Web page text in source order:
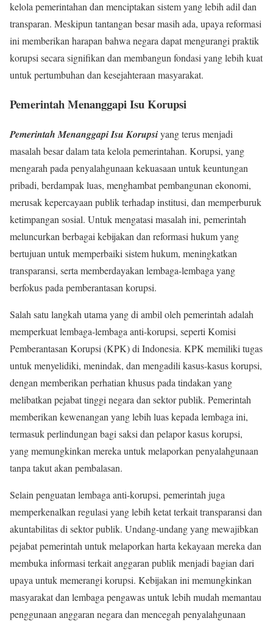
kelola pemerintahan dan menciptakan sistem yang lebih adil dan
transparan. Meskipun tantangan besar masih ada, upaya reformasi
ini memberikan harapan bahwa negara dapat mengurangi praktik
korupsi secara signifikan dan membangun fondasi yang lebih kuat
untuk pertumbuhan dan kesejahteraan masyarakat.
Pemerintah Menanggapi Isu Korupsi
Pemerintah Menanggapi Isu Korupsiyang terus menjadi
masalah besar dalam tata kelola pemerintahan. Korupsi, yang
mengarah pada penyalahgunaan kekuasaan untuk keuntungan
pribadi, berdampak luas, menghambat pembangunan ekonomi,
merusak kepercayaan publik terhadap institusi, dan memperburuk
ketimpangan sosial. Untuk mengatasi masalah ini, pemerintah
meluncurkan berbagai kebijakan dan reformasi hukum yang
bertujuan untuk memperbaiki sistem hukum, meningkatkan
transparansi, serta memberdayakan lembaga-lembaga yang
berfokus pada pemberantasan korupsi.
Salah satu langkah utama yang di ambil oleh pemerintah adalah
memperkuat lembaga-lembaga anti-korupsi, seperti Komisi
Pemberantasan Korupsi (KPK) di Indonesia. KPK memiliki tugas
untuk menyelidiki, menindak, dan mengadili kasus-kasus korupsi,
dengan memberikan perhatian khusus pada tindakan yang
melibatkan pejabat tinggi negara dan sektor publik. Pemerintah
memberikan kewenangan yang lebih luas kepada lembaga ini,
termasuk perlindungan bagi saksi dan pelapor kasus korupsi,
yang memungkinkan mereka untuk melaporkan penyalahgunaan
tanpa takut akan pembalasan.
Selain penguatan lembaga anti-korupsi, pemerintah juga
memperkenalkan regulasi yang lebih ketat terkait transparansi dan
akuntabilitas di sektor publik. Undang-undang yang mewajibkan
pejabat pemerintah untuk melaporkan harta kekayaan mereka dan
membuka informasi terkait anggaran publik menjadi bagian dari
upaya untuk memerangi korupsi. Kebijakan ini memungkinkan
masyarakat dan lembaga pengawas untuk lebih mudah memantau
penggunaan anggaran negara dan mencegah penyalahgunaan